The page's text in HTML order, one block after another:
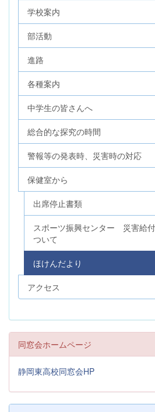
学校案内
部活動
進路
各種案内
中学生の皆さんへ
総合的な探究の時間
警報等の発表時、災害時の対応
保健室から
出席停止書類
スポーツ振興センター 災害給
ついて
ほけんだより
アクセス
同窓会ホームページ
静岡東高校同窓会HP